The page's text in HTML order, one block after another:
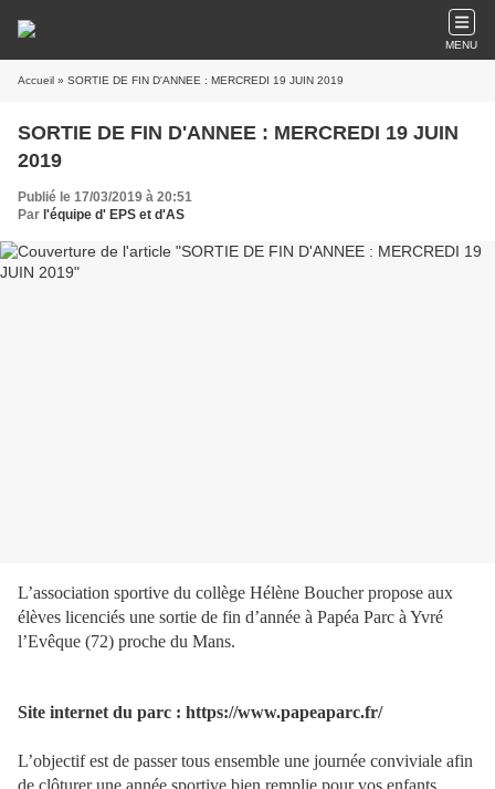
MENU
Accueil » SORTIE DE FIN D'ANNEE : MERCREDI 19 JUIN 2019
SORTIE DE FIN D'ANNEE : MERCREDI 19 JUIN
2019
Publié le 17/03/2019 à 20:51
Par l'équipe d' EPS et d'AS
L’association sportive du collège Hélène Boucher propose aux
élèves licenciés une sortie de fin d’année à Papéa Parc à Yvré
l’Evêque (72) proche du Mans.
Site internet du parc : https://www.papeaparc.fr/
L’objectif est de passer tous ensemble une journée conviviale afin